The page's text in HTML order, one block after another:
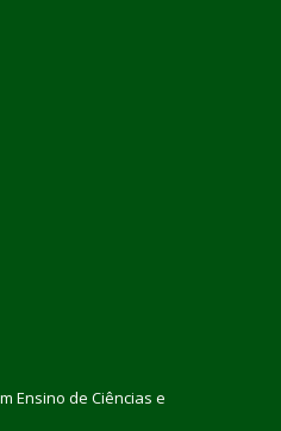
Ensino de Ciências e